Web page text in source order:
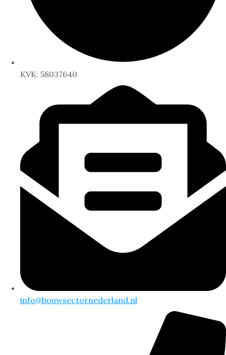
KVK: 58037640
info@bouwsectornederland.nl